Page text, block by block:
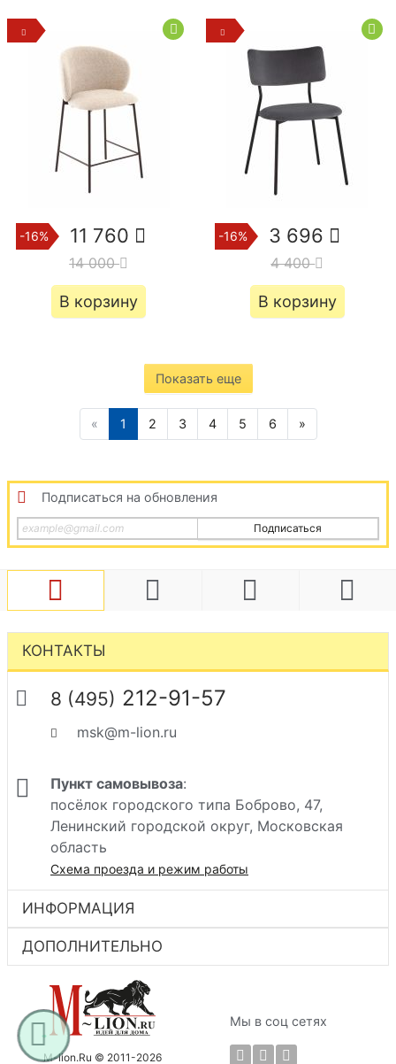
-16% 11 760
14 000
В корзину
-16% 3 696
4 400
В корзину
Показать еще
« 1 2 3 4 5 6 »
Подписаться на обновления
Подписаться
КОНТАКТЫ
8 (495) 212-91-57
msk@m-lion.ru
Пункт самовывоза:
посёлок городского типа Боброво, 47,
Ленинский городской округ, Московская
область
Схема проезда и режим работы
ИНФОРМАЦИЯ
ДОПОЛНИТЕЛЬНО
M-lion.Ru © 2011-2026
Мы в соц сетях